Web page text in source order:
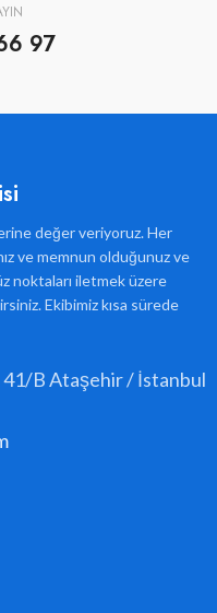
97
değer veriyoruz. Her
ve memnun olduğunuz ve
noktaları iletmek üzere
Ekibimiz kısa sürede
41/B Ataşehir / İstanbul